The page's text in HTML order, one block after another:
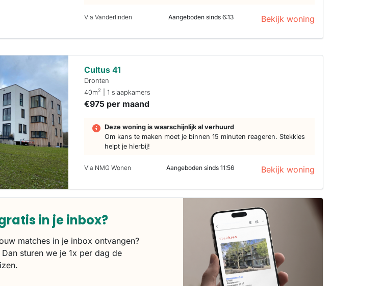
Via Vanderlinden Aangeboden sinds 6:13 Bekijk woning
Cultus 41
Dronten
40m2 | 1 slaapkamers
€975 per maand
Deze woning is waarschijnlijk al verhuurd
Om kans te maken moet je binnen 15 minuten reageren. Stekkies
helpt je hierbij!
Via NMG Wonen Aangeboden sinds 11:56 Bekijk woning
in je inbox?
matches in je inbox ontvangen?
sturen we je 1x per dag de